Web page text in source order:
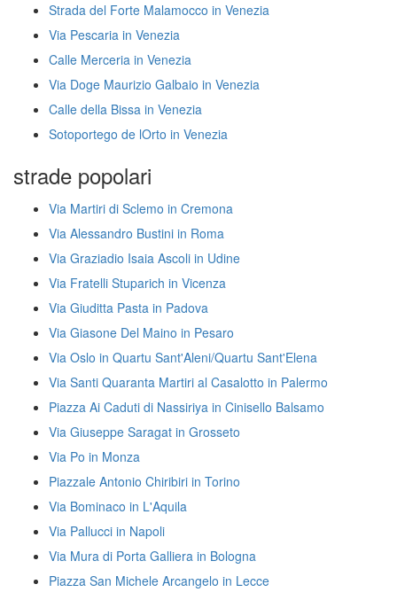
Strada del Forte Malamocco in Venezia
Via Pescaria in Venezia
Calle Merceria in Venezia
Via Doge Maurizio Galbaio in Venezia
Calle della Bissa in Venezia
Sotoportego de lOrto in Venezia
strade popolari
Via Martiri di Sclemo in Cremona
Via Alessandro Bustini in Roma
Via Graziadio Isaia Ascoli in Udine
Via Fratelli Stuparich in Vicenza
Via Giuditta Pasta in Padova
Via Giasone Del Maino in Pesaro
Via Oslo in Quartu Sant'Aleni/Quartu Sant'Elena
Via Santi Quaranta Martiri al Casalotto in Palermo
Piazza Ai Caduti di Nassiriya in Cinisello Balsamo
Via Giuseppe Saragat in Grosseto
Via Po in Monza
Piazzale Antonio Chiribiri in Torino
Via Bominaco in L'Aquila
Via Pallucci in Napoli
Via Mura di Porta Galliera in Bologna
Piazza San Michele Arcangelo in Lecce